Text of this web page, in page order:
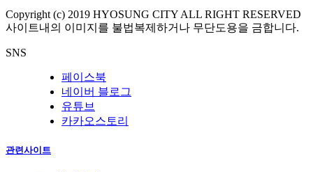
Copyright (c) 2019 HYOSUNG CITY ALL RIGHT RESERVED
사이트내의 이미지를 불법복제하거나 무단도용을 금합니다.
SNS
페이스북
네이버 블로그
유튜브
카카오스토리
관련사이트